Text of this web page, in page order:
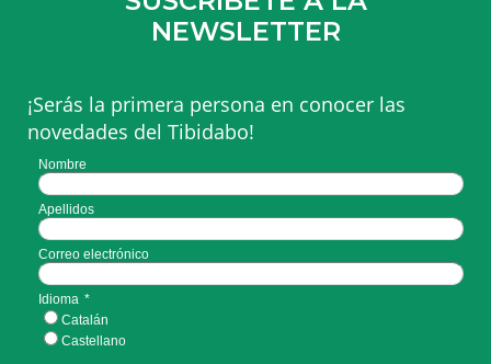
NEWSLETTER
¡Serás la primera persona en conocer las
novedades del Tibidabo!